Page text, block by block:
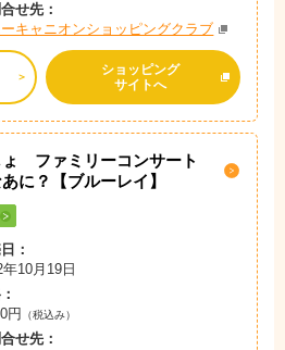
合せ先：
キャニオンショッピングクラブ
ショッピング
サイトへ
ょ ファミリーコンサート
に？【ブルーレイ】
：
年10月19日
円
（税込み）
合せ先：